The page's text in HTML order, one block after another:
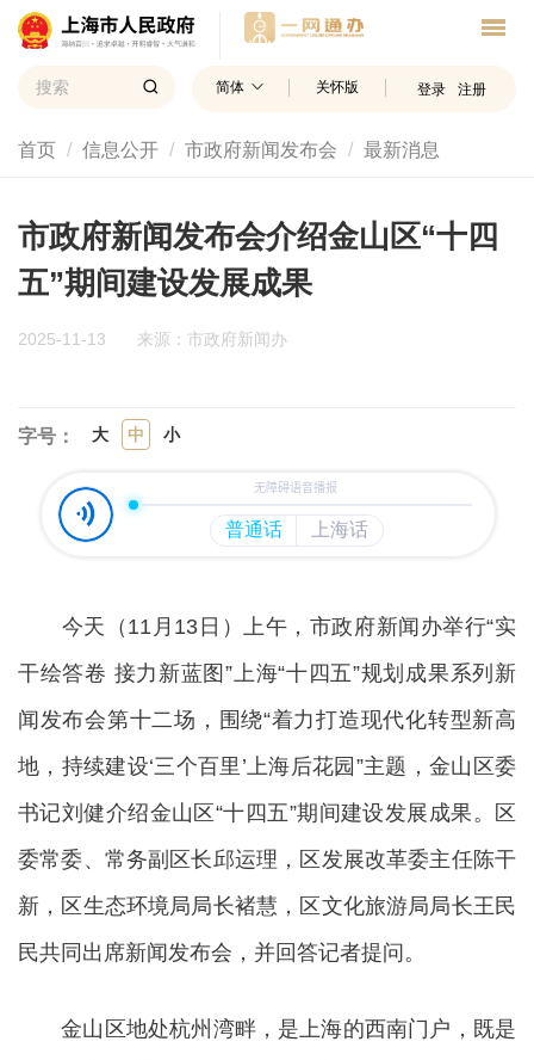
简体 关怀版 登录 注册
首页 信息公开 市政府新闻发布会 最新消息
市政府新闻发布会介绍金山区“十四
五”期间建设发展成果
2025-11-13 来源：市政府新闻办
字号： 大 中 小
今天（11月13日）上午，市政府新闻办举行“实
干绘答卷 接力新蓝图”上海“十四五”规划成果系列新
闻发布会第十二场，围绕“着力打造现代化转型新高
地，持续建设‘三个百里’上海后花园”主题，金山区委
书记刘健介绍金山区“十四五”期间建设发展成果。区
委常委、常务副区长邱运理，区发展改革委主任陈干
新，区生态环境局局长褚慧，区文化旅游局局长王民
民共同出席新闻发布会，并回答记者提问。
金山区地处杭州湾畔，是上海的西南门户，既是